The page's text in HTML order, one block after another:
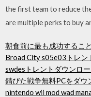
the first team to reduce
are multiple perks to buy
朝食前に最も成功するこ
Broad City s05e03トレン
swdesトレントダウンロ
錆びた戦争無料PCをダウ
nintendo wii mod wad